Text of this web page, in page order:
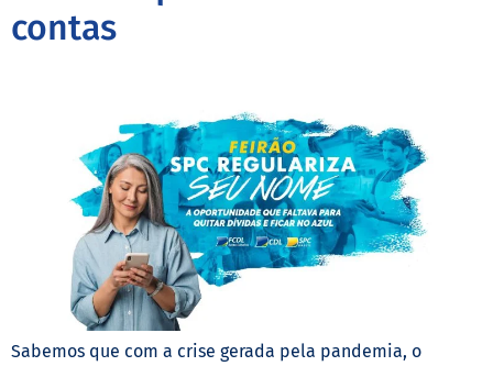
contas
Sabemos que com a crise gerada pela pandemia, o